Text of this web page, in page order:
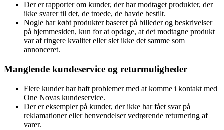
Der er rapporter om kunder, der har modtaget produkter, der
ikke svarer til det, de troede, de havde bestilt.
Nogle har købt produkter baseret på billeder og beskrivelser
på hjemmesiden, kun for at opdage, at det modtagne produkt
var af ringere kvalitet eller slet ikke det samme som
annonceret.
Manglende kundeservice og returmuligheder
Flere kunder har haft problemer med at komme i kontakt med
One Novas kundeservice.
Der er eksempler på kunder, der ikke har fået svar på
reklamationer eller henvendelser vedrørende returnering af
varer.